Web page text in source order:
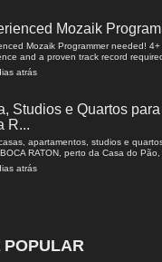
Mozaik
Mozaik Programmer needed!
and a proven track record
atrás
Studios e Quartos
R...
apartamentos, studios e
RATON, perto da Casa do Pão,
atrás
POPULAR